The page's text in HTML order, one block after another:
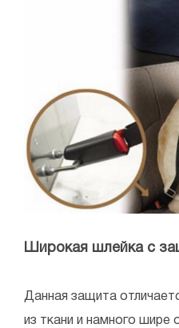
Широкая шлейка с
Данная защита
из ткани и намного